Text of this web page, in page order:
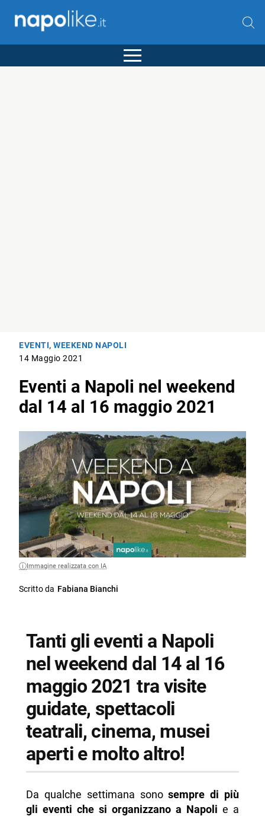
EVENTI,WEEKEND NAPOLI
14 Maggio 2021
Eventi a Napoli nel weekend
dal 14 al 16 maggio 2021
Immagine realizzata con IA
Scritto da Fabiana Bianchi
Tanti gli eventi a Napoli
nel weekend dal 14 al 16
maggio 2021 tra visite
guidate, spettacoli
teatrali, cinema, musei
aperti e molto altro!
Da qualche settimana sonosempre di più
gli eventi che si organizzano a Napoli e a